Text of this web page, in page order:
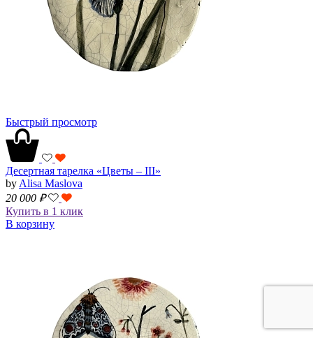
Быстрый просмотр
Десертная тарелка «Цветы – III»
by Alisa Maslova
20 000 ₽
Купить в 1 клик
В корзину